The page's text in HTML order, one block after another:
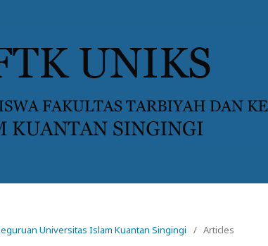
Universitas Islam Kuantan Singingi
/ Articles